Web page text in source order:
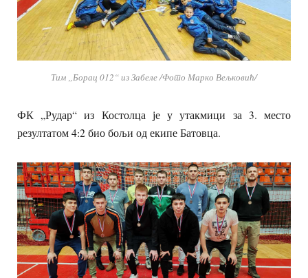
Тим „Борац 012“ из Забеле /Фото Марко Вељковић/
ФК „Рудар“ из Костолца је у утакмици за 3. место
резултатом 4:2 био бољи од екипе Батовца.